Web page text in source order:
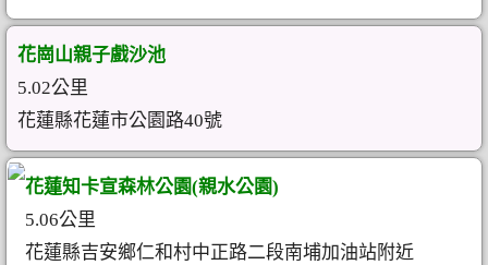
花崗山親子戲沙池
5.02公里
花蓮縣花蓮市公園路40號
花蓮知卡宣森林公園(親水公園)
5.06公里
花蓮縣吉安鄉仁和村中正路二段南埔加油站附近